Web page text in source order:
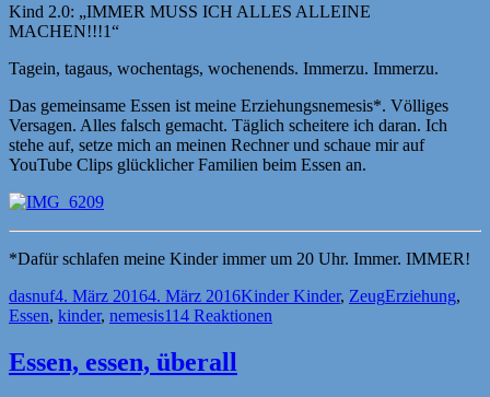
Kind 2.0: „IMMER MUSS ICH ALLES ALLEINE
MACHEN!!!1“
Tagein, tagaus, wochentags, wochenends. Immerzu. Immerzu.
Das gemeinsame Essen ist meine Erziehungsnemesis*. Völliges
Versagen. Alles falsch gemacht. Täglich scheitere ich daran. Ich
stehe auf, setze mich an meinen Rechner und schaue mir auf
YouTube Clips glücklicher Familien beim Essen an.
*Dafür schlafen meine Kinder immer um 20 Uhr. Immer. IMMER!
Autor
dasnufVeröffentlicht
am
4. März 20164. März 2016Kategorien
Kinder Kinder, ZeugSchlagwörter
Erziehung,
Essen, kinder, nemesis114 Reaktionen
Essen, essen, überall